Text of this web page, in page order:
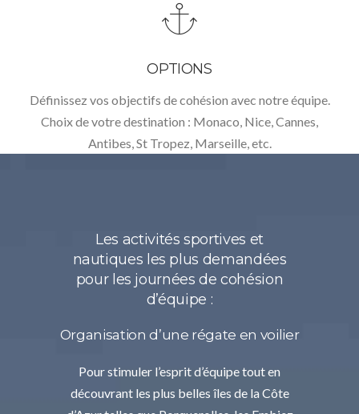
OPTIONS
Définissez vos objectifs de cohésion avec notre équipe.
Choix de votre destination : Monaco, Nice, Cannes,
Antibes, St Tropez, Marseille, etc.
Les activités sportives et
nautiques les plus demandées
pour les journées de cohésion
d’équipe :
Organisation d’une régate en voilier
Pour stimuler l’esprit d’équipe tout en
découvrant les plus belles îles de la Côte